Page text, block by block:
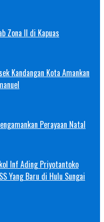
Zona II di Kapuas
Kandangan Kota Amankan
Perayaan Natal
Inf Ading Priyotantoko
Yang Baru di Hulu Sungai